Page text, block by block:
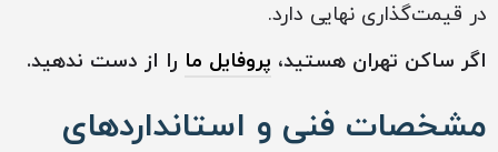
در قیمت‌گذاری نهایی دارد.
اگر ساکن تهران هستید، پروفایل ما را از دست ندهید.
مشخصات فنی و استانداردهای